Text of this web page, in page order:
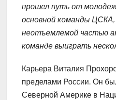
прошел путь от
основной команды
неотъемлемой частью
команде выиграть
Карьера Виталия
пределами России. Он
Северной Америке в